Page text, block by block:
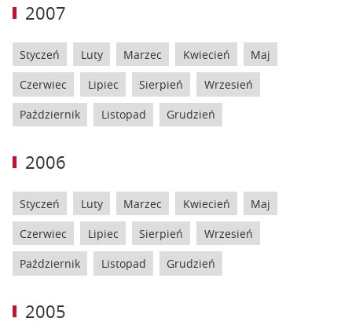
2007
Styczeń Luty Marzec Kwiecień Maj
Czerwiec Lipiec Sierpień Wrzesień
Październik Listopad Grudzień
2006
Styczeń Luty Marzec Kwiecień Maj
Czerwiec Lipiec Sierpień Wrzesień
Październik Listopad Grudzień
2005